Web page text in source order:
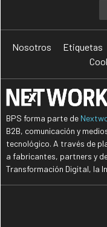
Nosotros Etiquetas
BPS forma parte de
B2B, comunicación y
tecnológico. A través de
a fabricantes, partners y
Transformación Digital, la